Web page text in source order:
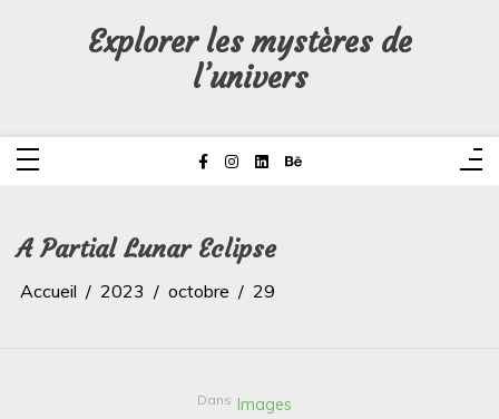
Explorer les mystères de
l’univers
A Partial Lunar Eclipse
Accueil 2023 octobre 29
Dans Images